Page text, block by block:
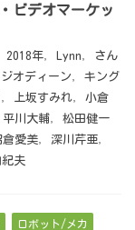
ビデオマーケッ
2018年, Lynn, さん
オディーン, キング
, 上坂すみれ, 小倉
平川大輔, 松田健一
倉愛美, 深川芹亜,
紀夫
ロボット/メカ